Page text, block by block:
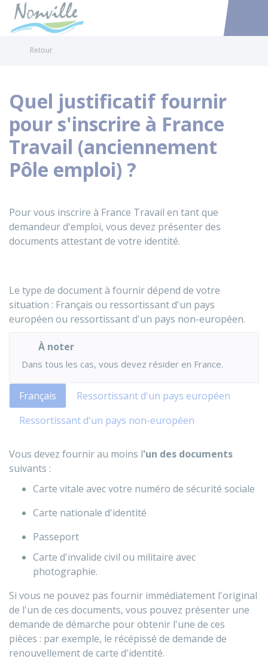
Accéder
Retour
Quel justificatif fournir
pour s'inscrire à France
Travail (anciennement
Pôle emploi) ?
Pour vous inscrire à France Travail en tant que
demandeur d'emploi, vous devez présenter des
documents attestant de votre identité.
Le type de document à fournir dépend de votre
situation : Français ou ressortissant d'un pays
européen ou ressortissant d'un pays non-européen.
À noter
Dans tous les cas, vous devez résider en France.
Français
Ressortissant d'un pays européen
Ressortissant d'un pays non-européen
Vous devez fournir au moins l'un des documents
suivants :
Carte vitale avec votre numéro de sécurité sociale
Carte nationale d'identité
Passeport
Carte d'invalide civil ou militaire avec
photographie.
Si vous ne pouvez pas fournir immédiatement l'original
de l'un de ces documents, vous pouvez présenter une
demande de démarche pour obtenir l'une de ces
pièces : par exemple, le récépissé de demande de
renouvellement de carte d'identité.